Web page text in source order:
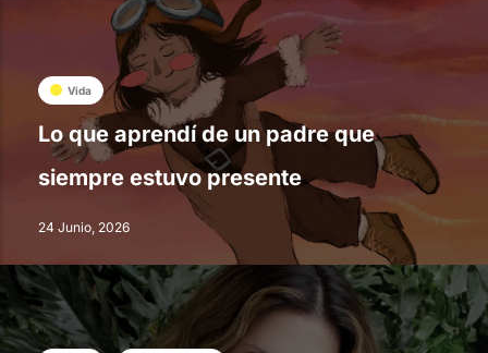
Vida
Lo que aprendí de un padre que
siempre estuvo presente
24 Junio, 2026